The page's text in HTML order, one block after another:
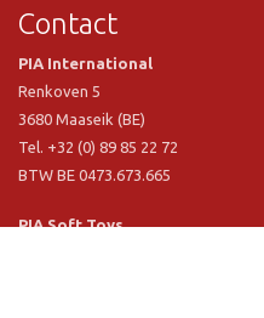
Contact
PIA International
Renkoven 5
3680 Maaseik (BE)
Tel. +32 (0) 89 85 22 72
BTW BE 0473.673.665
PIA Soft Toys